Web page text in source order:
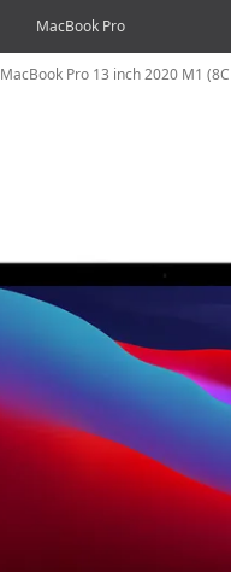
MacBook Pro
MacBook Pro 13 inch 2020 M1